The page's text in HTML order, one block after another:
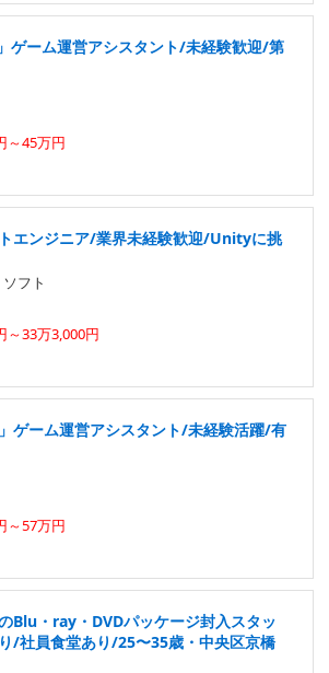
ゲーム運営アシスタント/未経験歓迎/第
～45万円
エンジニア/業界未経験歓迎/Unityに挑
フト
～33万3,000円
ゲーム運営アシスタント/未経験活躍/有
～57万円
Blu・ray・DVDパッケージ封入スタッ
/社員食堂あり/25〜35歳・中央区京橋